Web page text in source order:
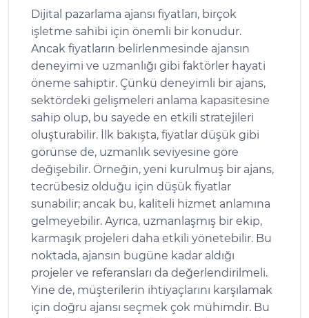
Dijital pazarlama ajansı fiyatları, birçok
işletme sahibi için önemli bir konudur.
Ancak fiyatların belirlenmesinde ajansın
deneyimi ve uzmanlığı gibi faktörler hayati
öneme sahiptir. Çünkü deneyimli bir ajans,
sektördeki gelişmeleri anlama kapasitesine
sahip olup, bu sayede en etkili stratejileri
oluşturabilir. İlk bakışta, fiyatlar düşük gibi
görünse de, uzmanlık seviyesine göre
değişebilir. Örneğin, yeni kurulmuş bir ajans,
tecrübesiz olduğu için düşük fiyatlar
sunabilir; ancak bu, kaliteli hizmet anlamına
gelmeyebilir. Ayrıca, uzmanlaşmış bir ekip,
karmaşık projeleri daha etkili yönetebilir. Bu
noktada, ajansın bugüne kadar aldığı
projeler ve referansları da değerlendirilmeli.
Yine de, müşterilerin ihtiyaçlarını karşılamak
için doğru ajansı seçmek çok mühimdir. Bu